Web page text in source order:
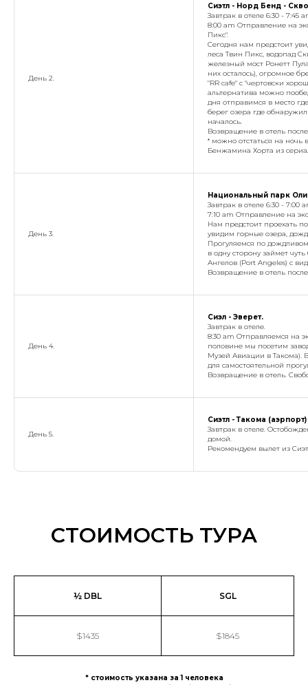
День 2.
Сиэтл - Норд Бенд -
Завтрак в отеле 6:30 - 7:45
8:00 am Отправление на
Пикс".
Сегодня нам предстоит
леса Твин Пикс, водопад
железный мост Ронетт
них осталось), огромное
"RR cafe" с "чертовски
альтернатива можно
дня отправимся в место
берег озера где
началось.
Возвращение в отель
* можно отстаться на ночь
Бенжамина Хорта из
День 3.
Национальный парк
Завтрак в отеле 6:30 - 7:00
7:10 am Отправление на
Нам предстоит проехать
увидим горные озера,
Прогуляемся по
в одну сторону займет
Ангелов (Port Angeles) с
Возвращение в отель
День 4.
Сиэл - Эверет.
Завтрак в отеле.
8:30 am Отправляемся на
половине мы посетим
Музей Авиации в Такома).
для самостоятельной
Возвращение в отель.
День 5.
Сиэтл - Такома (аэрпорт)
Завтрак в отеле.
домой.
Рекомендуем вылет из
СТОИМОСТЬ ТУРА
½ DBL SGL
$1435 $1845
* стоимость указана за 1 человека